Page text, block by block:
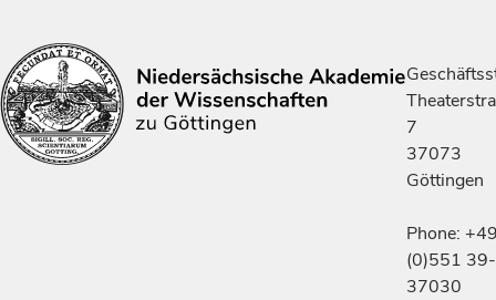
7
37073
Göttingen
Phone:
(0)551 39-
37030